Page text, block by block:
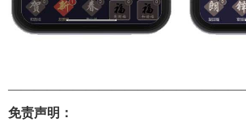
免责声明：